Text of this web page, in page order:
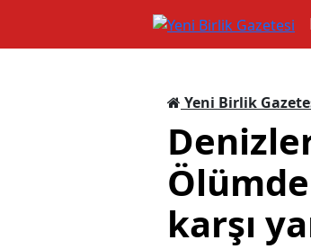
Yeni Birlik
karşı